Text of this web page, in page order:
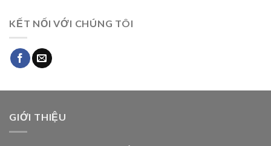
KẾT NỐI VỚI CHÚNG TÔI
GIỚI THIỆU